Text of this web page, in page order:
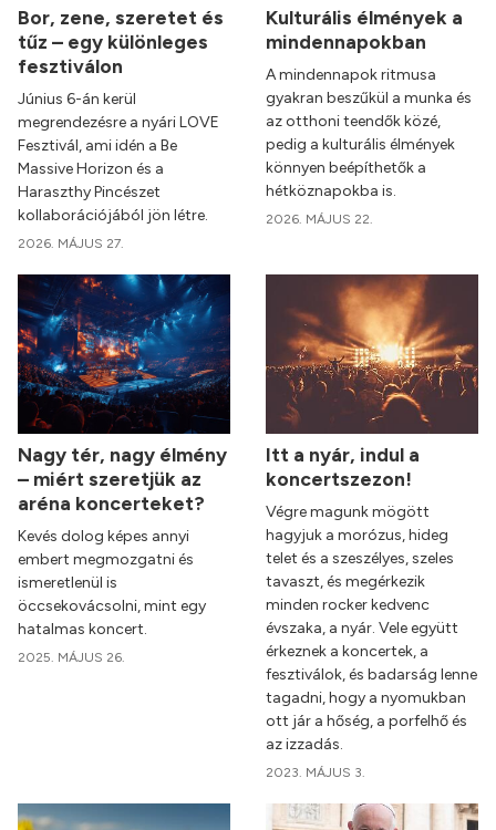
Bor, zene, szeretet és
tűz – egy különleges
fesztiválon
Június 6-án kerül
megrendezésre a nyári LOVE
Fesztivál, ami idén a Be
Massive Horizon és a
Haraszthy Pincészet
kollaborációjából jön létre.
2026. MÁJUS 27.
Kulturális élmények a
mindennapokban
A mindennapok ritmusa
gyakran beszűkül a munka és
az otthoni teendők közé,
pedig a kulturális élmények
könnyen beépíthetők a
hétköznapokba is.
2026. MÁJUS 22.
Nagy tér, nagy élmény
– miért szeretjük az
aréna koncerteket?
Kevés dolog képes annyi
embert megmozgatni és
ismeretlenül is
öccsekovácsolni, mint egy
hatalmas koncert.
2025. MÁJUS 26.
Itt a nyár, indul a
koncertszezon!
Végre magunk mögött
hagyjuk a morózus, hideg
telet és a szeszélyes, szeles
tavaszt, és megérkezik
minden rocker kedvenc
évszaka, a nyár. Vele együtt
érkeznek a koncertek, a
fesztiválok, és badarság lenne
tagadni, hogy a nyomukban
ott jár a hőség, a porfelhő és
az izzadás.
2023. MÁJUS 3.